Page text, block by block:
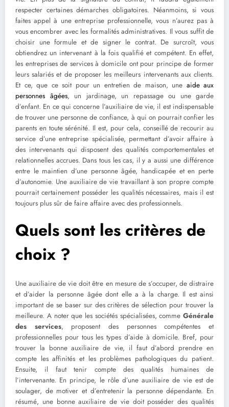
respecter certaines démarches obligatoires. Néanmoins, si vous
faites appel à une entreprise professionnelle, vous n’aurez pas à
vous encombrer avec les formalités administratives. Il vous suffit de
choisir une formule et de signer le contrat. De surcroît, vous
obtiendrez un intervenant à la fois qualifié et compétent. En effet,
les entreprises de services à domicile ont pour principe de former
leurs salariés et de proposer les meilleurs intervenants aux clients.
Et ce, que ce soit pour un entretien de maison, une aide aux
personnes âgées, un jardinage, un repassage ou une garde
d’enfant. En ce qui concerne l’auxiliaire de vie, il est indispensable
de trouver une personne de confiance, à qui on pourrait confier les
parents en toute sérénité. Il est, pour cela, conseillé de recourir au
service d’une entreprise spécialisée, permettant d’avoir affaire à
des intervenants qui disposent des qualités comportementales et
relationnelles accrues. Dans tous les cas, il y a aussi une différence
entre le maintien d’une personne âgée, handicapée et en perte
d’autonomie. Une auxiliaire de vie travaillant à son propre compte
pourrait certainement posséder les qualités nécessaires, mais il est
toujours plus sûr de faire affaire avec des professionnels.
Quels sont les critères de
choix ?
Une auxiliaire de vie doit être en mesure de s’occuper, de distraire
et d’aider la personne âgée dont elle a à la charge. Il est ainsi
important de se baser sur des critères de sélection pour trouver la
meilleure. A noter que les sociétés spécialisées, comme Générale
des services, proposent des personnes compétentes et
professionnelles pour tous les types d’aide à domicile. Bref, pour
trouver la bonne auxiliaire de vie, il faut d’abord prendre en
compte les affinités et les problèmes pathologiques du patient.
Ensuite, il faut tenir compte des qualités humaines de
l’intervenante. En principe, le rôle d’une auxiliaire de vie est de
soulager, de motiver et d’entretenir la personne dépendante. En
résumé, une bonne auxiliaire de vie doit posséder des qualités